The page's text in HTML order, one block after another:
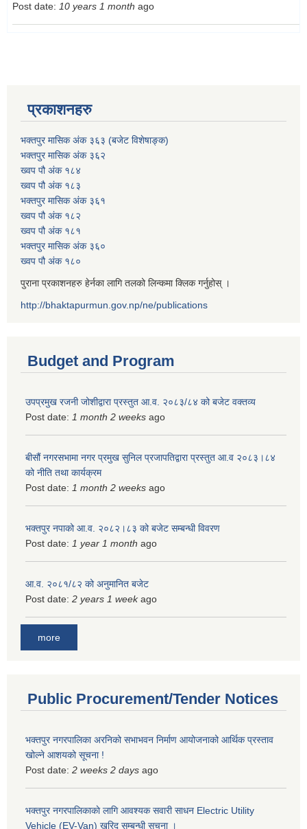
Post date: 10 years 1 month ago
प्रकाशनहरु
भक्तपुर मासिक अंक ३६३ (बजेट विशेषाङ्क)
भक्तपुर मासिक अंक ३६२
ख्वप पौ अंक १८४
ख्वप पौ अंक १८३
भक्तपुर मासिक अंक ३६१
ख्वप पौ अंक १८२
ख्वप पौ अंक १८१
भक्तपुर मासिक अंक ३६०
ख्वप पौ अंक १८०
पुराना प्रकाशनहरु हेर्नका लागि तलको लिन्कमा क्लिक गर्नुहोस् ।
http://bhaktapurmun.gov.np/ne/publications
Budget and Program
उपप्रमुख रजनी जोशीद्वारा प्रस्तुत आ.व. २०८३/८४ को बजेट वक्तव्य
Post date: 1 month 2 weeks ago
बीसौं नगरसभामा नगर प्रमुख सुनिल प्रजापतिद्वारा प्रस्तुत आ.व‍ २०८३।८४
को नीति तथा कार्यक्रम
Post date: 1 month 2 weeks ago
भक्तपुर नपाको आ.व. २०८२।८३ को बजेट सम्बन्धी विवरण
Post date: 1 year 1 month ago
आ.व. २०८१/८२ को अनुमानित बजेट
Post date: 2 years 1 weekago
more
Public Procurement/Tender Notices
भक्तपुर नगरपालिका अरनिको सभाभवन निर्माण आयोजनाको आर्थिक प्रस्ताव
खोल्ने आशयको सूचना !
Post date: 2 weeks 2 days ago
भक्तपुर नगरपालिकाकाे लागि आवश्यक सवारी साधन Electric Utility
Vehicle (EV-Van) खरिद सम्बन्धी सूचना ।